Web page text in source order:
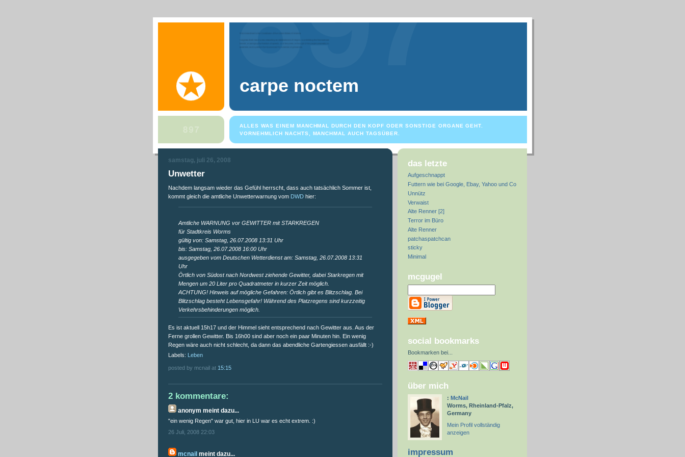
carpe noctem
ALLES WAS EINEM MANCHMAL DURCH DEN KOPF ODER SONSTIGE ORGANE GEHT.
VORNEHMLICH NACHTS, MANCHMAL AUCH TAGSÜBER.
samstag, juli 26, 2008
Unwetter
Nachdem langsam wieder das Gefühl herrscht, dass auch tatsächlich Sommer ist,
kommt gleich die amtliche Unwetterwarnung vom DWD hier:
Amtliche WARNUNG vor GEWITTER mit STARKREGEN
für Stadtkreis Worms
gültig von: Samstag, 26.07.2008 13:31 Uhr
bis: Samstag, 26.07.2008 16:00 Uhr
ausgegeben vom Deutschen Wetterdienst am: Samstag, 26.07.2008 13:31
Uhr
Örtlich von Südost nach Nordwest ziehende Gewitter, dabei Starkregen mit
Mengen um 20 Liter pro Quadratmeter in kurzer Zeit möglich.
ACHTUNG! Hinweis auf mögliche Gefahren: Örtlich gibt es Blitzschlag. Bei
Blitzschlag besteht Lebensgefahr! Während des Platzregens sind kurzzeitig
Verkehrsbehinderungen möglich.
Es ist aktuell 15h17 und der Himmel sieht entsprechend nach Gewitter aus. Aus der
Ferne grollen Gewitter. Bis 16h00 sind aber noch ein paar Minuten hin. Ein wenig
Regen wäre auch nicht schlecht, da dann das abendliche Gartengiessen ausfällt :-)
Labels: Leben
posted by mcnail at 15:15
2 kommentare:
anonym meint dazu...
"ein wenig Regen" war gut, hier in LU war es echt extrem. :)
26 Juli, 2008 22:03
mcnail meint dazu...
das letzte
Aufgeschnappt
Futtern wie bei Google, Ebay, Yahoo und Co
Unnütz
Verwaist
Alte Renner [2]
Terror im Büro
Alte Renner
patchaspatchcan
sticky
Minimal
mcgugel
social bookmarks
Bookmarken bei
über mich
: McNail
Worms, Rheinland-Pfalz,
Germany
Mein Profil vollständig
anzeigen
impressum